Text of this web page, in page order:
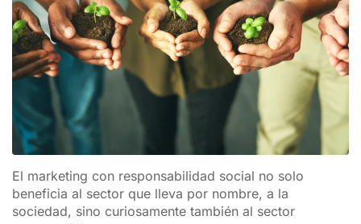
El marketing con responsabilidad social no solo
beneficia al sector que lleva por nombre, a la
sociedad, sino curiosamente también al sector